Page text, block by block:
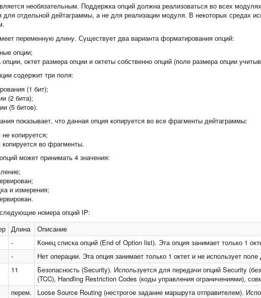
необязательным. Поддержка опций должна реализоваться во всех
для отдельной дейтаграммы, а не для реализации модуля. В некоторых средах
переменную длину. Существует два варианта форматирования опций:
опции;
опции, октет размера опции и октеты собственно опций (поле размера опции
содержит три поля:
(1 бит);
(2 бита);
(5 битов).
показывает, что данная опция копируется во все фрагменты дейтаграммы:
копируется;
во фрагменты.
может принимать 4 значения:
и измерения;
номера опций IP:
Длина
Описание
-
Конец списка опций (End of Option list). Эта опция занимает только 1
-
Нет операции. Эта опция занимает только 1 октет и не использует
11
Безопасность (Security). Используется для передачи опций Security
(TCC), Handling Restriction Codes (коды управления ограничениями),
перем.
Loose Source Routing (нестрогое задание маршрута отправителем).